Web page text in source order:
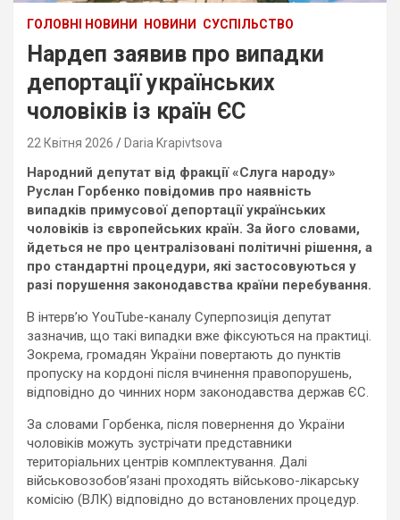
ГОЛОВНІ НОВИНИ НОВИНИ СУСПІЛЬСТВО
Нардеп заявив про випадки
депортації українських
чоловіків із країн ЄС
22 Квітня 2026 Daria Krapivtsova
Народний депутат від фракції «Слуга народу»
Руслан Горбенко повідомив про наявність
випадків примусової депортації українських
чоловіків із європейських країн. За його словами,
йдеться не про централізовані політичні рішення, а
про стандартні процедури, які застосовуються у
разі порушення законодавства країни перебування.
В інтерв’ю YouTube-каналу Суперпозиція депутат
зазначив, що такі випадки вже фіксуються на практиці.
Зокрема, громадян України повертають до пунктів
пропуску на кордоні після вчинення правопорушень,
відповідно до чинних норм законодавства держав ЄС.
За словами Горбенка, після повернення до України
чоловіків можуть зустрічати представники
територіальних центрів комплектування. Далі
військовозобов’язані проходять військово-лікарську
комісію (ВЛК) відповідно до встановлених процедур.